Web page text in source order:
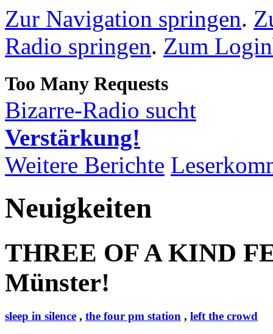
Zur Navigation springen.
Radio springen. Zum
Bizarre-Radio sucht
Verstärkung!
Weitere Berichte
Neuigkeiten
THREE OF A KIND
Münster!
sleep in silence , the four pm station , left the crowd